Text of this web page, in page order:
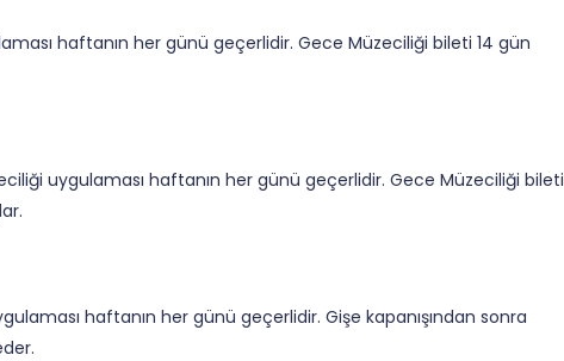
haftanın her günü geçerlidir. Gece Müzeciliği bileti 14 gün
uygulaması haftanın her günü geçerlidir. Gece Müzeciliği bileti
haftanın her günü geçerlidir. Gişe kapanışından sonra